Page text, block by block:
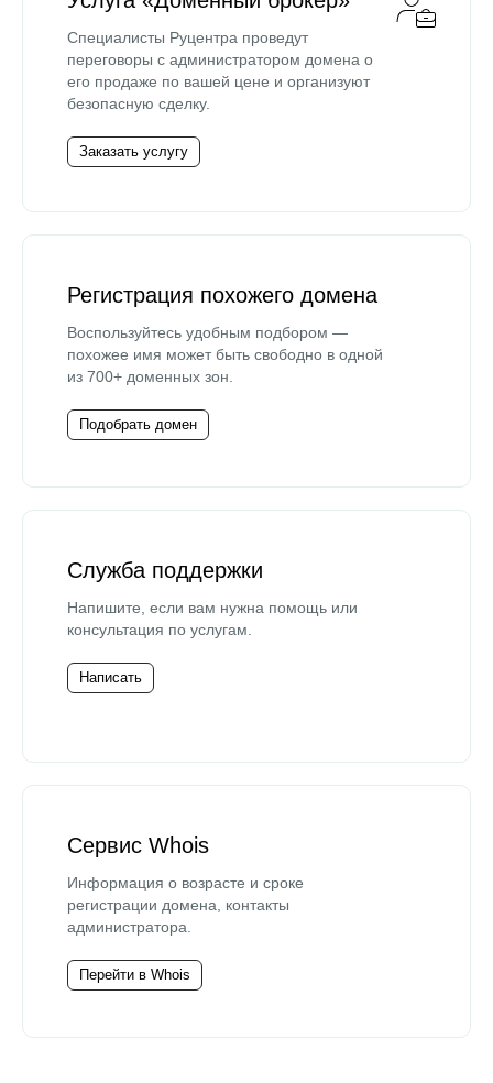
Специалисты Руцентра проведут
переговоры с администратором домена о
его продаже по вашей цене и организуют
безопасную сделку.
Заказать услугу
Регистрация похожего домена
Воспользуйтесь удобным подбором —
похожее имя может быть свободно в одной
из 700+ доменных зон.
Подобрать домен
Служба поддержки
Напишите, если вам нужна помощь или
консультация по услугам.
Написать
Сервис Whois
Информация о возрасте и сроке
регистрации домена, контакты
администратора.
Перейти в Whois